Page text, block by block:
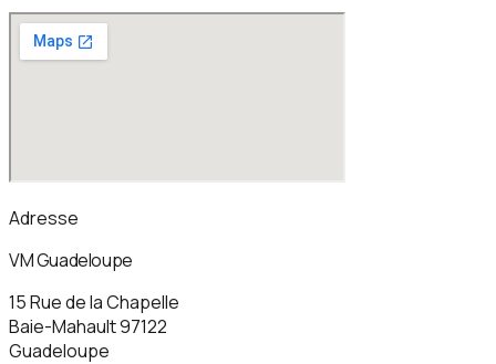
Adresse
VM Guadeloupe
15 Rue de la Chapelle
Baie-Mahault97122
Guadeloupe